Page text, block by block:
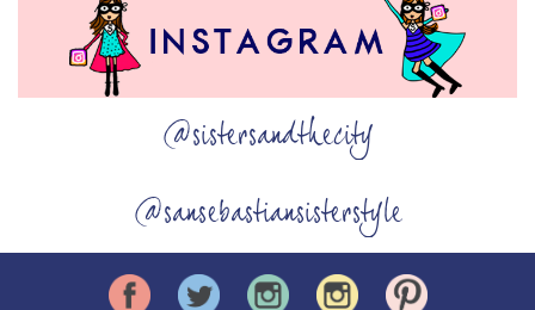
@sistersandthecity
@sansebastiansisterstyle